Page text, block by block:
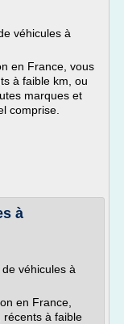
véhicules à
en France, vous
à faible km, ou
marques et
comprise.
à
véhicules à
en France,
récents à faible